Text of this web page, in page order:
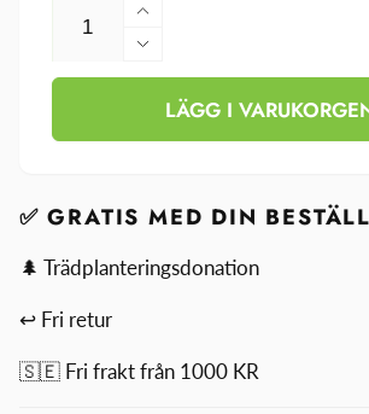
Öka
kvantitet
för
Aromed
Minska
kvantitet
förLÄGG I
✅ GRATIS MED DIN
🌲 Trädplanteringsdonation
↩ Fri retur
🇸🇪 Fri frakt från 1000 KR